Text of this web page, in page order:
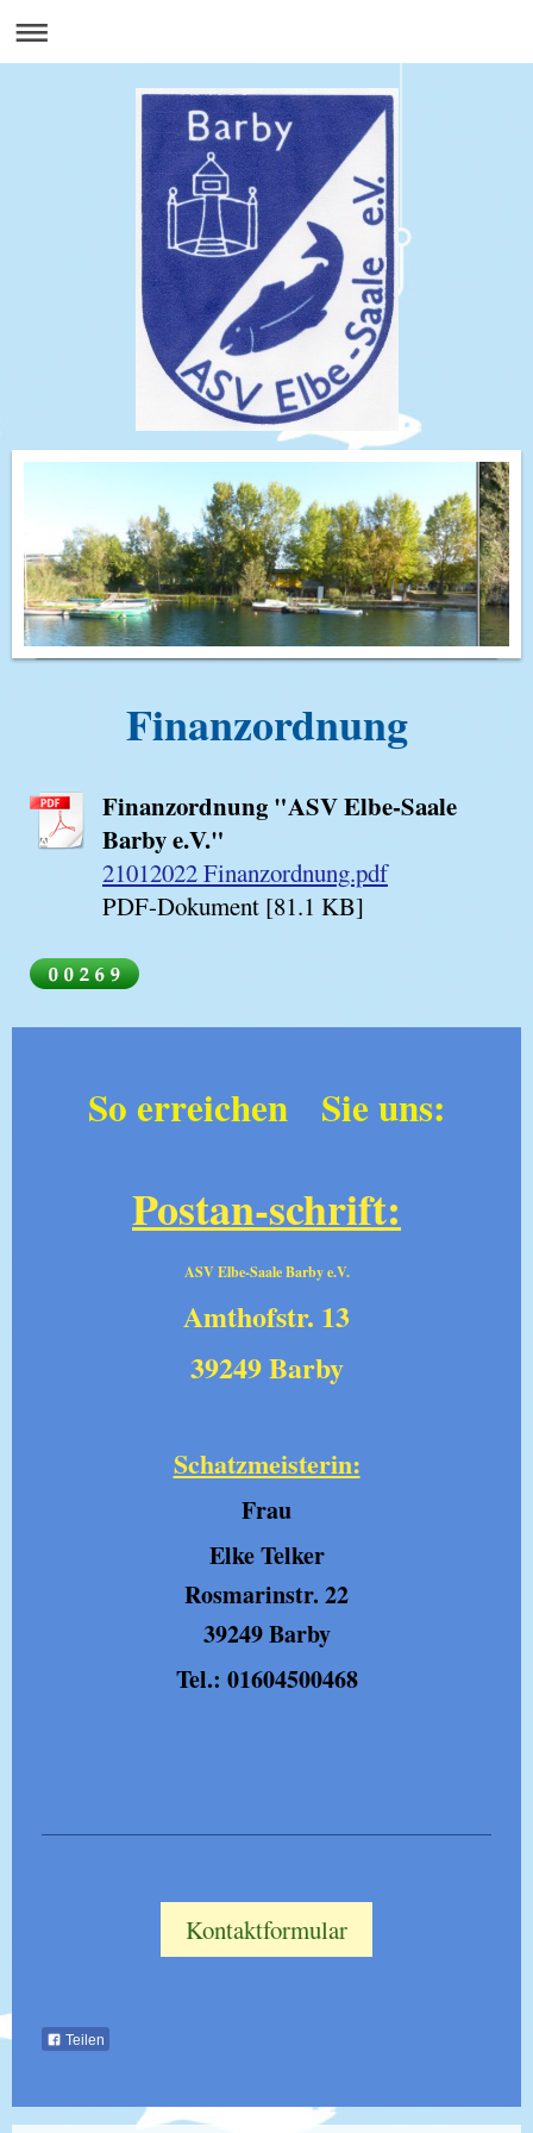
Finanzordnung
Finanzordnung "ASV Elbe-Saale
Barby e.V."
21012022 Finanzordnung.pdf
PDF-Dokument [81.1 KB]
So erreichen Sie uns:
Postan-schrift:
ASV Elbe-Saale Barby e.V.
Amthofstr. 13
39249 Barby
Schatzmeisterin:
Frau
Elke Telker
Rosmarinstr. 22
39249 Barby
Tel.: 01604500468
Kontaktformular
Teilen